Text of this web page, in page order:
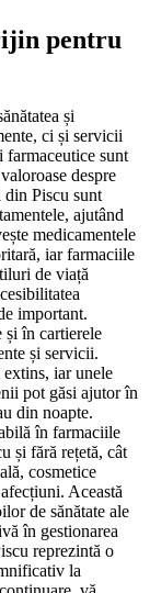
pentru
și
ci și servicii
farmaceutice sunt
despre
din Piscu sunt
ajutând
medicamentele
iar farmaciile
de viață
important.
și în cartierele
și servicii.
iar unele
pot găsi ajutor în
din noapte.
în farmaciile
și fără rețetă, cât
cosmetice
Această
de sănătate ale
în gestionarea
reprezintă o
la